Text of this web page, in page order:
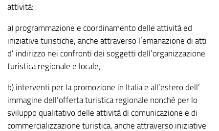
attività:
a) programmazione e coordinamento delle attività ed
iniziative turistiche, anche attraverso l’emanazione di atti
d’ indirizzo nei confronti dei soggetti dell’organizzazione
turistica regionale e locale;
b) interventi per la promozione in Italia e all’estero dell’
immagine dell’offerta turistica regionale nonché per lo
sviluppo qualitativo delle attività di comunicazione e di
commercializzazione turistica, anche attraverso iniziative